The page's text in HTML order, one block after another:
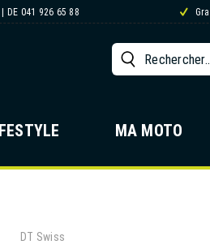
DE 041 926 65 88
MA MOTO
DT Swiss